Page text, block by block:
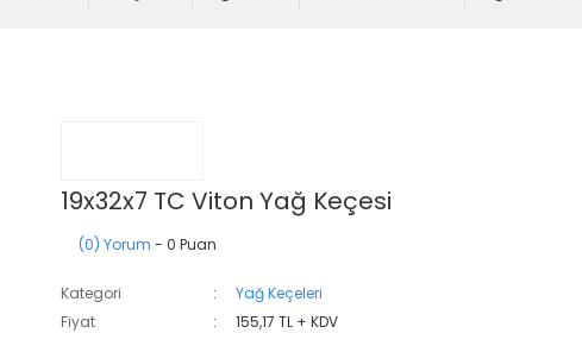
19x32x7 TC Viton Yağ Keçesi
(0) Yorum - 0 Puan
Kategori
Yağ Keçeleri
Fiyat
155,17 TL + KDV